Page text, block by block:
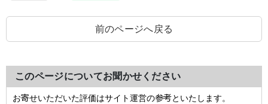
前のページへ戻る
このページについてお聞かせください